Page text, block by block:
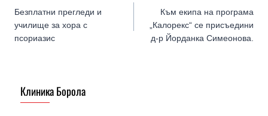
Безплатни прегледи и
училище за хора с
псориазис
Към екипа на програма
„Калорекс“ се присъедини
д-р Йорданка Симеонова.
Клиника Борола